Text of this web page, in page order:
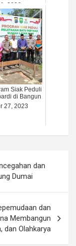
2026
Siak Peduli
di Bangun
27, 2023
dan
Dumai
dan
Membangun
dan Olahkarya